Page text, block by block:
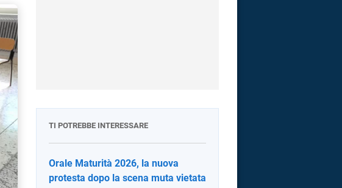
TI POTREBBE INTERESSARE
Orale Maturità 2026, la nuova
protesta dopo la scena muta vietata